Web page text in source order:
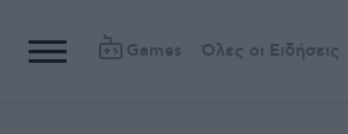
Games Όλες οι Ειδήσεις